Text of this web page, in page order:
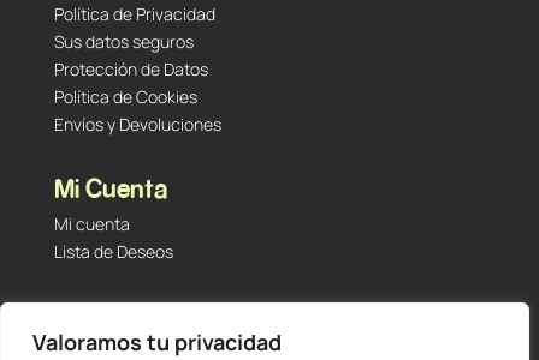
Valoramos tu privacidad
Política de Privacidad
Sus datos seguros
Protección de Datos
Política de Cookies
Envíos y Devoluciones
Mi Cuenta
Mi cuenta
Lista de Deseos
Tu Tienda de Segunda Mano, Sambara #101 (Madrid,